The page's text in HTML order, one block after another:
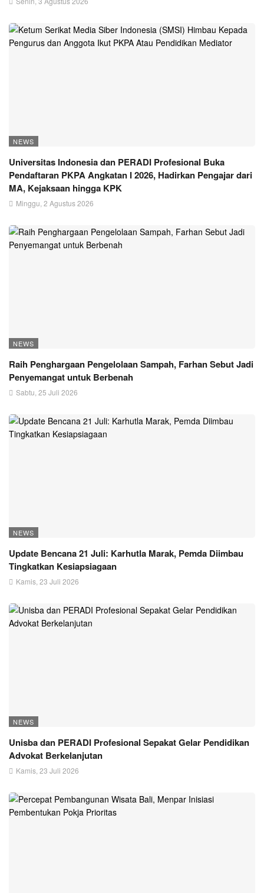
NEWS
Universitas Indonesia dan PERADI Profesional Buka
Pendaftaran PKPA Angkatan I 2026, Hadirkan Pengajar dari
MA, Kejaksaan hingga KPK
Minggu, 2 Agustus 2026
NEWS
Raih Penghargaan Pengelolaan Sampah, Farhan Sebut Jadi
Penyemangat untuk Berbenah
Sabtu, 25 Juli 2026
NEWS
Update Bencana 21 Juli: Karhutla Marak, Pemda Diimbau
Tingkatkan Kesiapsiagaan
Kamis, 23 Juli 2026
NEWS
Unisba dan PERADI Profesional Sepakat Gelar Pendidikan
Advokat Berkelanjutan
Kamis, 23 Juli 2026